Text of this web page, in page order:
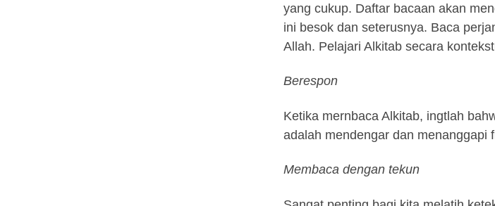
yang cukup. Daftar bacaan akan
ini besok dan seterusnya. Baca
Allah. Pelajari Alkitab secara
Berespon
Ketika mernbaca Alkitab, ingtlah
adalah mendengar dan menanggapi
Membaca dengan tekun